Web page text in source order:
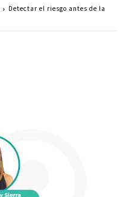
Detectar el riesgo antes de la